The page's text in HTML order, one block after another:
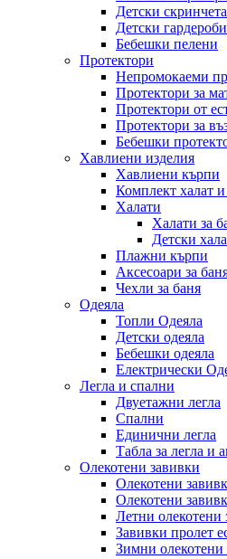
Детски скринчета
Детски гардероби
Бебешки пелени
Протектори
Непромокаеми
Протектори за
Протектори от
Протектори за
Бебешки
Хавлиени изделия
Хавлиени кърпи
Комплект халат
Халати
Халати за
Детски
Плажни кърпи
Аксесоари за
Чехли за баня
Одеяла
Топли Одеяла
Детски одеяла
Бебешки одеяла
Електрически
Легла и спални
Двуетажни легла
Спални
Единични легла
Табла за легла и
Олекотени завивки
Олекотени
Олекотени
Летни олекотени
Завивки пролет
Зимни олекотени